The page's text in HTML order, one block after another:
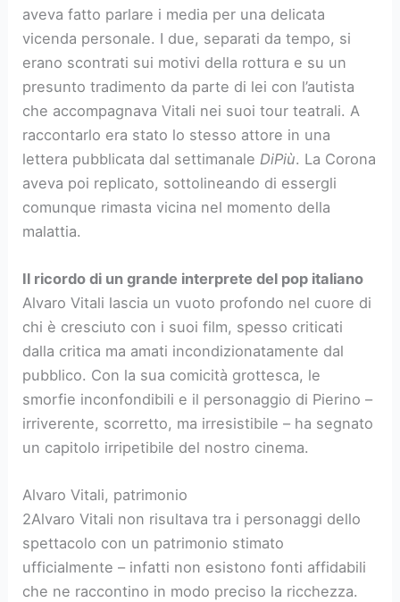
aveva fatto parlare i media per una delicata
vicenda personale. I due, separati da tempo, si
erano scontrati sui motivi della rottura e su un
presunto tradimento da parte di lei con l’autista
che accompagnava Vitali nei suoi tour teatrali. A
raccontarlo era stato lo stesso attore in una
lettera pubblicata dal settimanale DiPiù. La Corona
aveva poi replicato, sottolineando di essergli
comunque rimasta vicina nel momento della
malattia.
Il ricordo di un grande interprete del pop italiano
Alvaro Vitali lascia un vuoto profondo nel cuore di
chi è cresciuto con i suoi film, spesso criticati
dalla critica ma amati incondizionatamente dal
pubblico. Con la sua comicità grottesca, le
smorfie inconfondibili e il personaggio di Pierino –
irriverente, scorretto, ma irresistibile – ha segnato
un capitolo irripetibile del nostro cinema.
Alvaro Vitali, patrimonio
2Alvaro Vitali non risultava tra i personaggi dello
spettacolo con un patrimonio stimato
ufficialmente – infatti non esistono fonti affidabili
che ne raccontino in modo preciso la ricchezza.